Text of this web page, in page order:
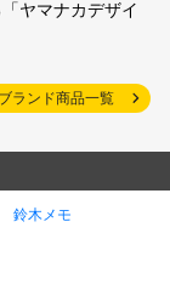
ヤマナカデザイ
ブランド商品一覧
鈴木メモ